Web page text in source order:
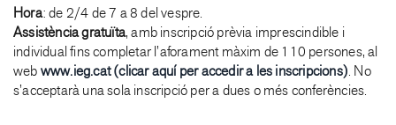
Hora: de 2/4 de 7 a 8 del vespre.
Assistència gratuïta, amb inscripció prèvia imprescindible i
individual fins completar l’aforament màxim de 110 persones, al
webwww.ieg.cat (clicar aquí per accedir a les inscripcions). No
s’acceptarà una sola inscripció per a dues o més conferències.